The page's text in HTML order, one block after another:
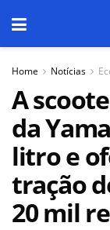
Home Notícias
A
da
litro e
tração
20 mil